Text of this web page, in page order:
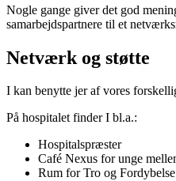
Nogle gange giver det god
samarbejdspartnere til et
Netværk og støtte
I kan benytte jer af vores
På hospitalet finder I bl.a.:
Hospitalspræster
Café Nexus for unge
Rum for Tro og Fordybelse